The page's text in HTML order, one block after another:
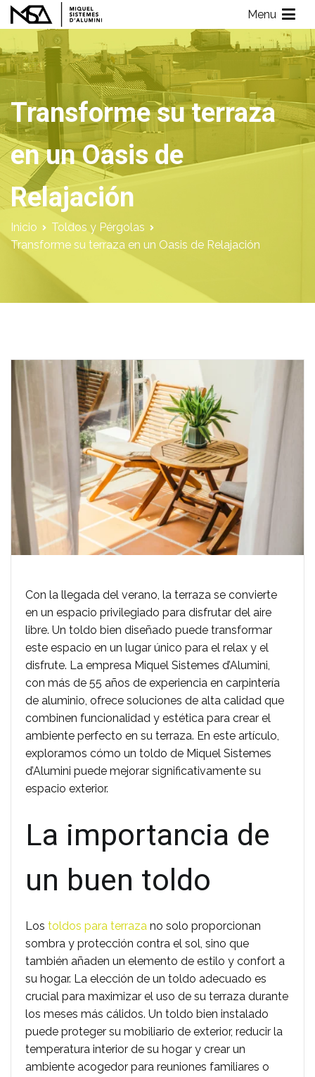
Saltar
al
contenido
Miquel Sistemes d'Alumini
Empresa de Aluminios con más de 40 años de experiencia
Menu
Transforme su terraza
en un Oasis de
Relajación
Inicio
Toldos y Pérgolas
Transforme su terraza en un Oasis de Relajación
Con la llegada del verano, la terraza se convierte
en un espacio privilegiado para disfrutar del aire
libre. Un toldo bien diseñado puede transformar
este espacio en un lugar único para el relax y el
disfrute. La empresa Miquel Sistemes d’Alumini,
con más de 55 años de experiencia en carpintería
de aluminio, ofrece soluciones de alta calidad que
combinen funcionalidad y estética para crear el
ambiente perfecto en su terraza. En este artículo,
exploramos cómo un toldo de Miquel Sistemes
d’Alumini puede mejorar significativamente su
espacio exterior.
La importancia de
un buen toldo
Los toldos para terraza no solo proporcionan
sombra y protección contra el sol, sino que
también añaden un elemento de estilo y confort a
su hogar. La elección de un toldo adecuado es
crucial para maximizar el uso de su terraza durante
los meses más cálidos. Un toldo bien instalado
puede proteger su mobiliario de exterior, reducir la
temperatura interior de su hogar y crear un
ambiente acogedor para reuniones familiares o